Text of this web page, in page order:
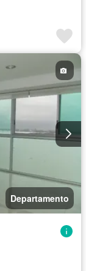
Departamento